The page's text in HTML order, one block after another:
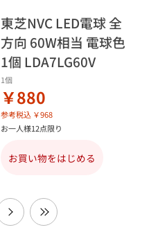
東芝NVC LED電球 全
方向 60W相当 電球色
1個 LDA7LG60V
1個
￥880
参考税込 ￥968
お一人様12点限り
お買い物をはじめる